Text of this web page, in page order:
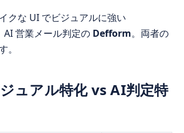
クな UI でビジュアルに強い
AI 営業メール判定の Defform。両者の
。
ュアル特化 vs AI判定特